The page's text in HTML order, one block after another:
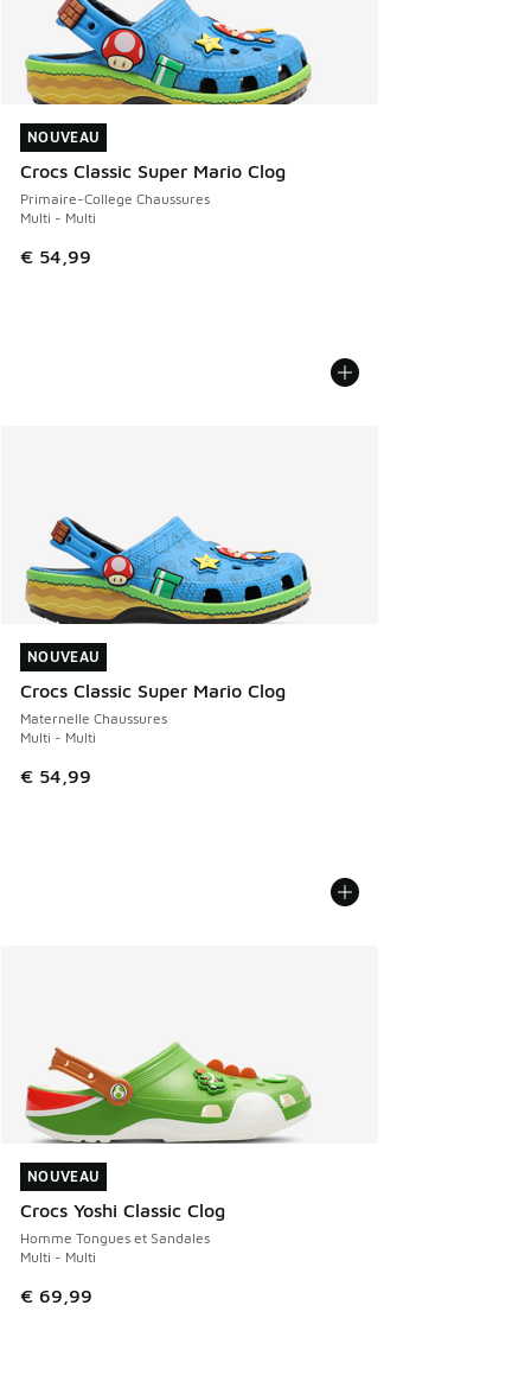
NOUVEAU
Crocs Classic Super Mario Clog
Primaire-College Chaussures
Multi - Multi
€ 54,99
NOUVEAU
NOUVEAU
Crocs Classic Super Mario Clog
Maternelle Chaussures
Multi - Multi
€ 54,99
NOUVEAU
NOUVEAU
Crocs Yoshi Classic Clog
Homme Tongues et Sandales
Multi - Multi
€ 69,99
NOUVEAU